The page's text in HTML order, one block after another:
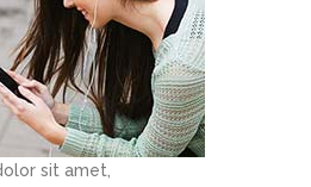
sit amet,